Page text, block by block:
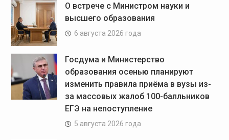
О встрече с Министром науки и
высшего образования
6 августа 2026 года
Госдума и Министерство
образования осенью планируют
изменить правила приёма в вузы из-
за массовых жалоб 100-балльников
ЕГЭ на непоступление
5 августа 2026 года